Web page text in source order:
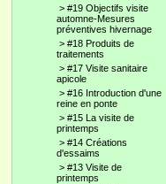
> #19 Objectifs visite
automne-Mesures
préventives hivernage
> #18 Produits de
traitements
> #17 Visite sanitaire
apicole
> #16 Introduction d'une
reine en ponte
> #15 La visite de
printemps
> #14 Créations
d'essaims
> #13 Visite de
printemps